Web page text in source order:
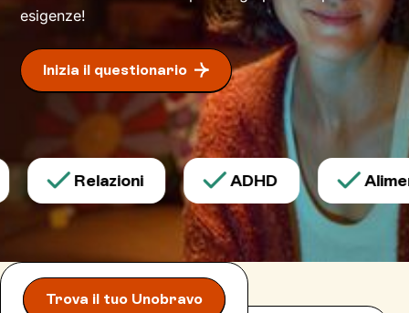
esigenze!
Inizia il questionario
Relazioni ADHD
Trova il tuo Unobravo